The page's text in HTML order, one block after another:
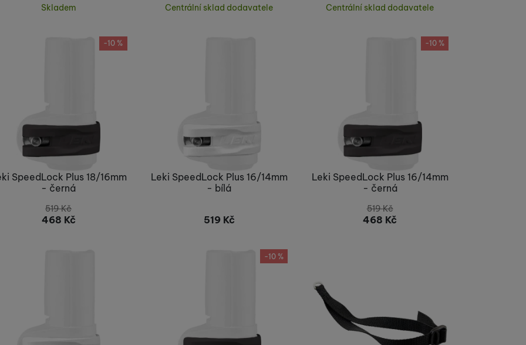
Skladem Centrální sklad dodavatele Centrální sklad dodavatele
-10 %
SpeedLock Plus 18/16mm
- černá
519Kč
468 Kč
Leki SpeedLock Plus 16/14mm
- bílá
519 Kč
-10 %
Leki SpeedLock Plus 16/14mm
- černá
519Kč
468 Kč
-10 %